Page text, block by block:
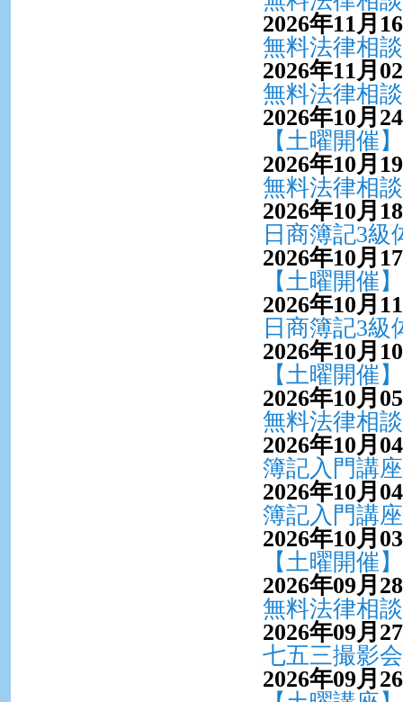
2026年11月
無料法律相談
2026年11月
無料法律相談
2026年10月
【土曜開催
2026年10月
無料法律相談
2026年10月
日商簿記3級
2026年10月
【土曜開催
2026年10月
日商簿記3級
2026年10月
【土曜開催
2026年10月
無料法律相談
2026年10月
簿記入門講
2026年10月
簿記入門講座
2026年10月
【土曜開催
2026年09月
無料法律相談
2026年09月
七五三撮影
2026年09月